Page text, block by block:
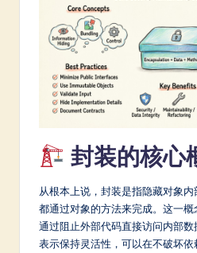
封装的核心
从根本上说，封装是指隐藏对象
都通过对象的方法来完成。这一概
通过阻止外部代码直接访问内部
表示保持灵活性，可以在不破坏